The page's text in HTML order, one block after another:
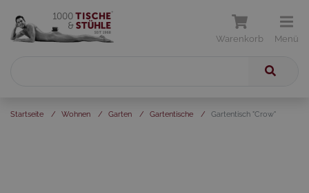
Warenkorb Menü
Startseite / Wohnen / Garten / Gartentische / Gartentisch "Crow"